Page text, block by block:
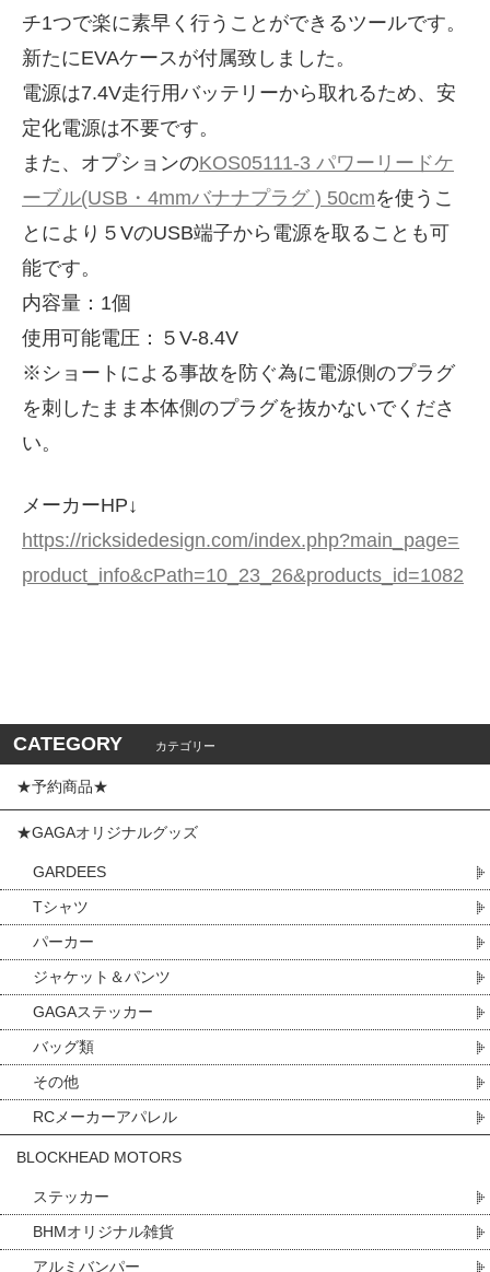
チ1つで楽に素早く行うことができるツールです。
新たにEVAケースが付属致しました。
電源は7.4V走行用バッテリーから取れるため、安
定化電源は不要です。
また、オプションのKOS05111-3 パワーリードケ
ーブル(USB・4mmバナナプラグ ) 50cmを使うこ
とにより５VのUSB端子から電源を取ることも可
能です。
内容量：1個
使用可能電圧：５V-8.4V
※ショートによる事故を防ぐ為に電源側のプラグ
を刺したまま本体側のプラグを抜かないでくださ
い。
メーカーHP↓
https://ricksidedesign.com/index.php?main_page=
product_info&cPath=10_23_26&products_id=1082
CATEGORY カテゴリー
★予約商品★
★GAGAオリジナルグッズ
GARDEES
Tシャツ
パーカー
ジャケット＆パンツ
GAGAステッカー
バッグ類
その他
RCメーカーアパレル
BLOCKHEAD MOTORS
ステッカー
BHMオリジナル雑貨
アルミバンパー